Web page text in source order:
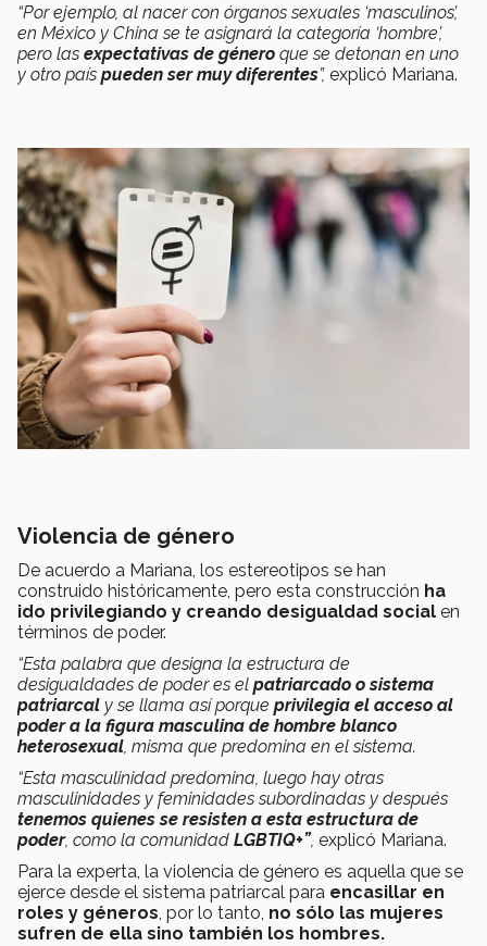
“Por ejemplo, al nacer con órganos sexuales ‘masculinos’,
en México y China se te asignará la categoría ‘hombre',
pero las expectativas de género que se detonan en uno
y otro país pueden ser muy diferentes”, explicó Mariana.
Violencia de género
De acuerdo a Mariana, los estereotipos se han
construido históricamente, pero esta construcción ha
ido privilegiando y creando desigualdad social en
términos de poder.
“Esta palabra que designa la estructura de
desigualdades de poder es el patriarcado o sistema
patriarcal y se llama así porque privilegia el acceso al
poder a la figura masculina de hombre blanco
heterosexual, misma que predomina en el sistema.
“Esta masculinidad predomina, luego hay otras
masculinidades y feminidades subordinadas y después
tenemos quienes se resisten a esta estructura de
poder, como la comunidad LGBTIQ+”, explicó Mariana.
Para la experta, la violencia de género es aquella que se
ejerce desde el sistema patriarcal para encasillar en
roles y géneros, por lo tanto, no sólo las mujeres
sufren de ella sino también los hombres.